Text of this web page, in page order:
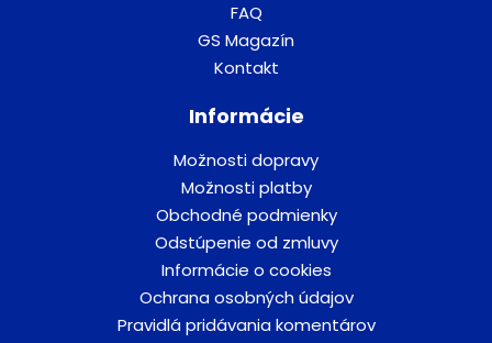
FAQ
GS Magazín
Kontakt
Informácie
Možnosti dopravy
Možnosti platby
Obchodné podmienky
Odstúpenie od zmluvy
Informácie o cookies
Ochrana osobných údajov
Pravidlá pridávania komentárov